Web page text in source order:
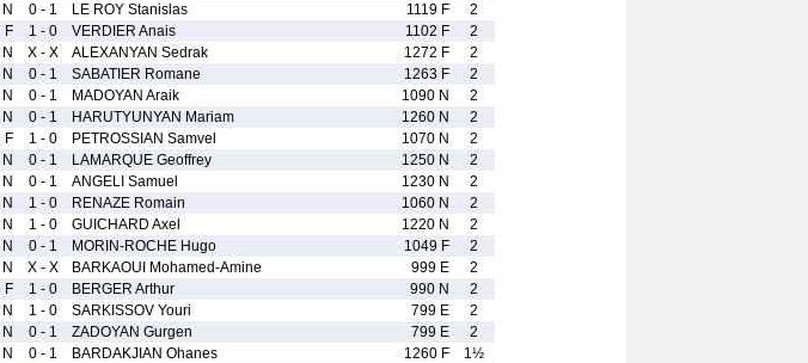
0 - 1 LE ROY Stanislas 1119 F
2
F 1 - 0 VERDIER Anais 1102 F
2
X - X ALEXANYAN Sedrak 1272 F
2
0 - 1 SABATIER Romane 1263 F
2
0 - 1 MADOYAN Araik 1090 N
2
0 - 1 HARUTYUNYAN Mariam 1260 N
2
F 1 - 0 PETROSSIAN Samvel 1070 N
2
0 - 1 LAMARQUE Geoffrey 1250 N
2
0 - 1 ANGELI Samuel 1230 N
2
1 - 0 RENAZE Romain 1060 N
2
1 - 0 GUICHARD Axel 1220 N
2
0 - 1 MORIN-ROCHE Hugo 1049 F
2
X - X BARKAOUI Mohamed-Amine 999 E
2
F 1 - 0 BERGER Arthur 990 N
2
1 - 0 SARKISSOV Youri 799 E
2
0 - 1 ZADOYAN Gurgen 799 E
2
0 - 1 BARDAKJIAN Ohanes 1260 F
1½